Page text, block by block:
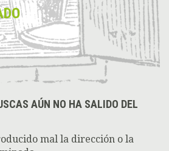
AÚN NO HA SALIDO DEL
mal la dirección o la